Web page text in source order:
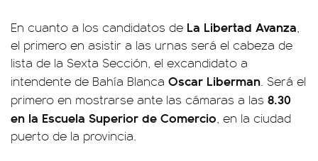
En cuanto a los candidatos de La Libertad Avanza,
el primero en asistir a las urnas será el cabeza de
lista de la Sexta Sección, el excandidato a
intendente de Bahía Blanca Oscar Liberman. Será el
primero en mostrarse ante las cámaras a las 8.30
en la Escuela Superior de Comercio, en la ciudad
puerto de la provincia.